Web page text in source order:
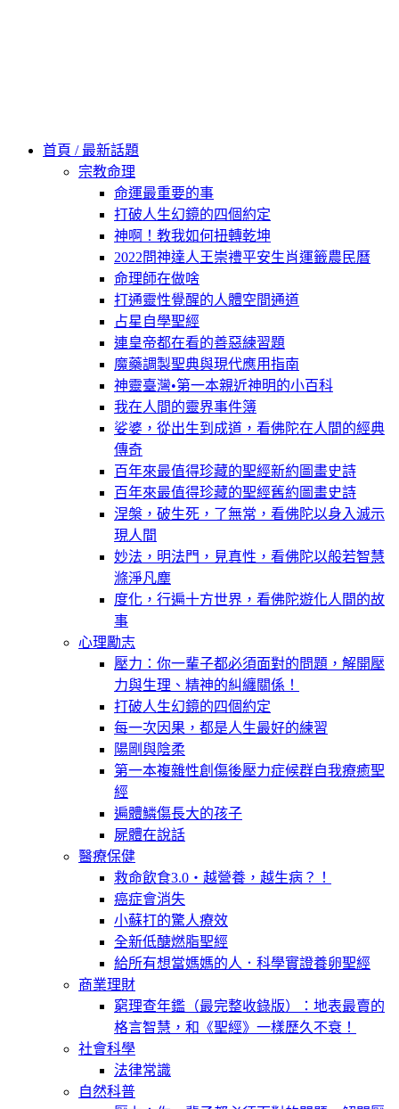
首頁 / 最新話題
宗教命理
命運最重要的事
打破人生幻鏡的四個約定
神啊！教我如何扭轉乾坤
2022問神達人王崇禮平安生肖運籤農民曆
命理師在做啥
打通靈性覺醒的人體空間通道
占星自學聖經
連皇帝都在看的善惡練習題
魔藥調製聖典與現代應用指南
神靈臺灣•第一本親近神明的小百科
我在人間的靈界事件簿
娑婆，從出生到成道，看佛陀在人間的經典
傳奇
百年來最值得珍藏的聖經新約圖畫史詩
百年來最值得珍藏的聖經舊約圖畫史詩
涅槃，破生死，了無常，看佛陀以身入滅示
現人間
妙法，明法門，見真性，看佛陀以般若智慧
滌淨凡塵
度化，行遍十方世界，看佛陀遊化人間的故
事
心理勵志
壓力：你一輩子都必須面對的問題，解開壓
力與生理、精神的糾纏關係！
打破人生幻鏡的四個約定
每一次因果，都是人生最好的練習
陽剛與陰柔
第一本複雜性創傷後壓力症候群自我療癒聖
經
遍體鱗傷長大的孩子
屍體在說話
醫療保健
救命飲食3.0‧越營養，越生病？！
癌症會消失
小蘇打的驚人療效
全新低醣燃脂聖經
給所有想當媽媽的人．科學實證養卵聖經
商業理財
窮理查年鑑（最完整收錄版）：地表最賣的
格言智慧，和《聖經》一樣歷久不衰！
社會科學
法律常識
自然科普